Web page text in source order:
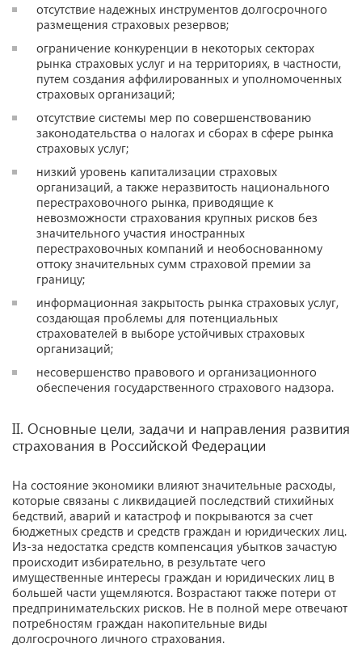
отсутствие надежных инструментов долгосрочного
размещения страховых резервов;
ограничение конкуренции в некоторых секторах
рынка страховых услуг и на территориях, в частности,
путем создания аффилированных и уполномоченных
страховых организаций;
отсутствие системы мер по совершенствованию
законодательства о налогах и сборах в сфере рынка
страховых услуг;
низкий уровень капитализации страховых
организаций, а также неразвитость национального
перестраховочного рынка, приводящие к
невозможности страхования крупных рисков без
значительного участия иностранных
перестраховочных компаний и необоснованному
оттоку значительных сумм страховой премии за
границу;
информационная закрытость рынка страховых услуг,
создающая проблемы для потенциальных
страхователей в выборе устойчивых страховых
организаций;
несовершенство правового и организационного
обеспечения государственного страхового надзора.
II. Основные цели, задачи и направления развития
страхования в Российской Федерации
На состояние экономики влияют значительные расходы,
которые связаны с ликвидацией последствий стихийных
бедствий, аварий и катастроф и покрываются за счет
бюджетных средств и средств граждан и юридических лиц.
Из-за недостатка средств компенсация убытков зачастую
происходит избирательно, в результате чего
имущественные интересы граждан и юридических лиц в
большей части ущемляются. Возрастают также потери от
предпринимательских рисков. Не в полной мере отвечают
потребностям граждан накопительные виды
долгосрочного личного страхования.